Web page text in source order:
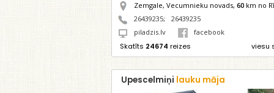
Zemgale, Vecumnieku novads, 60 km no
26439235;
26439235
piladzis.lv
facebook
Skatīts 24674 reizes viesu
Upescelmiņi lauku māja